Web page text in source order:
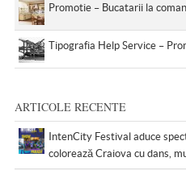
Promotie – Bucatarii la
Tipografia Help Service –
ARTICOLE RECENTE
IntenCity Festival aduce
colorează Craiova cu dans,